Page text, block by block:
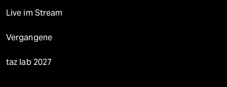
Live im Stream
Vergangene
taz lab 2027